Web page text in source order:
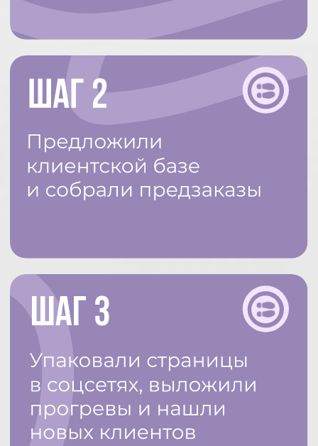
Иду учиться
Какие подарки ждут